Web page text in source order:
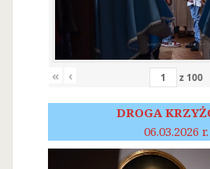
« ‹ z 100
DROGA
06.03.2026 r.